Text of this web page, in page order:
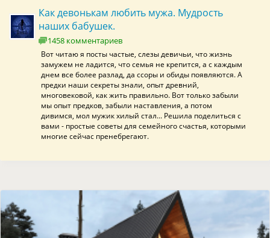
Как девонькам любить мужа. Мудрость
наших бабушек.
1458 комментариев
Вот читаю я посты частые, слезы девичьи, что жизнь
замужем не ладится, что семья не крепится, а с каждым
днем все более разлад, да ссоры и обиды появляются. А
предки наши секреты знали, опыт древний,
многовековой, как жить правильно. Вот только забыли
мы опыт предков, забыли наставления, а потом
дивимся, мол мужик хилый стал... Решила поделиться с
вами - простые советы для семейного счастья, которыми
многие сейчас пренебрегают.